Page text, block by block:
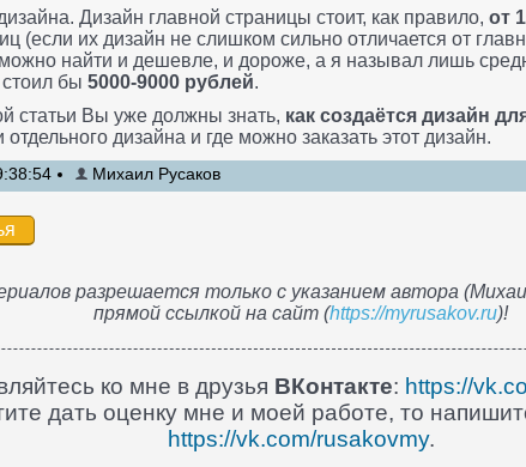
Дизайн главной страницы стоит, как правило, от
(если их дизайн не слишком сильно отличается от
найти и дешевле, и дороже, а я называл лишь
бы 5000-9000 рублей.
статьи Вы уже должны знать, как создаётся дизайн
дизайна и где можно заказать этот дизайн.
Михаил Русаков
разрешается только с указанием автора
прямой ссылкой на сайт (https://myrusakov.ru)!
ко мне в друзья ВКонтакте: https://
дать оценку мне и моей работе, то
https://vk.com/rusakovmy.